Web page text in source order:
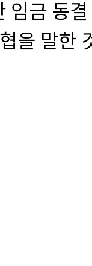
임금 동
을 말한